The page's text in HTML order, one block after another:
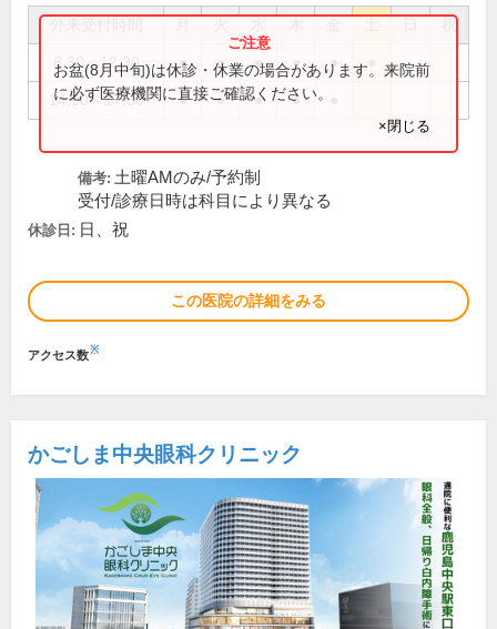
祝
8:30～12:30 ● ● ● ● ●
14:00～17:30 ● ● ● ●
お盆(8月中旬)は休診・休業の場合があります。来院前
に必ず医療機関に直接ご確認ください。
×閉じる
備考: 土曜AMのみ/予約制
受付/診療日時は科目により異なる
休診日: 日、祝
この医院の詳細をみる
アクセス数※
かごしま中央眼科クリニック